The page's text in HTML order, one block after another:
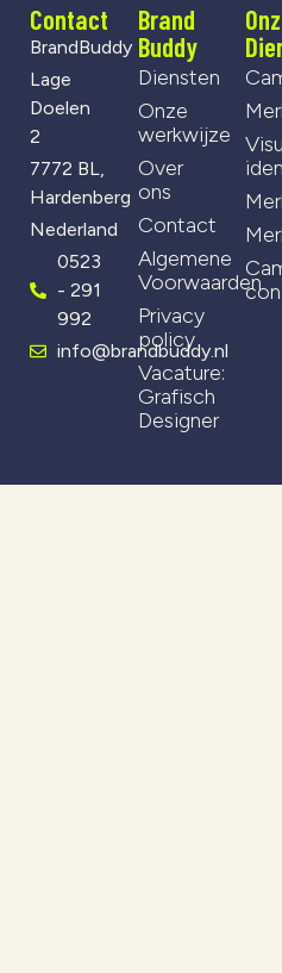
Contact
BrandBuddy
Lage
Doelen
2
7772 BL,
Hardenberg
Nederland
0523
- 291
992
info@brandbuddy.nl
Brand
Buddy
Diensten
Onze
werkwijze
Over
ons
Contact
Algemene
Voorwaarden
Privacy
policy
Vacature:
Grafisch
Designer